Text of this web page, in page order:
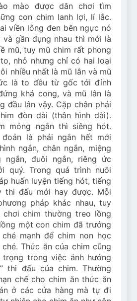
mào được dân chơi tìm
con chim lanh lợi, lí lắc.
viền lông đen bên ngực nó
gần đụng nhau thì mới là
mũ, tuy mũ chim rất phong
nhỏ nhưng chỉ có hai loại
nhiều nhất là mũ lân và mũ
là to đều từ gốc tới đỉnh
khá cong, và mũ lân là
đầu lân vậy. Cặp chân phải
đòn dài (thân hình dài).
mỏng ngắn thì siêng hót.
đoản là phải ngắn hết mới
ngắn, chân ngắn, miệng
ngắn, đuôi ngắn, riêng ức
quý. Trong quá trình nuôi
huấn luyện tiếng hót, tiếng
thi đấu mới hay được. Mỗi
pháp khác nhau, tuy
chơi chim thường treo lồng
một con chim đã trưởng
mạnh để chim non học
Thức ăn của chim cũng
trọng trong việc ảnh hưởng
thi đấu của chim. Thường
chế cho chim ăn thức ăn
ở các cửa hàng mà tự đi